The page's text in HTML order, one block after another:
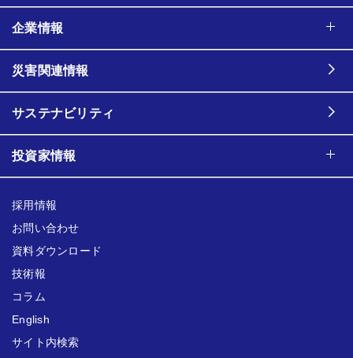
企業情報
災害関連情報
サステナビリティ
投資家情報
採用情報
お問い合わせ
資料ダウンロード
技術報
コラム
English
サイト内検索